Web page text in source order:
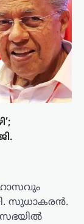
സുധാകരൻ.